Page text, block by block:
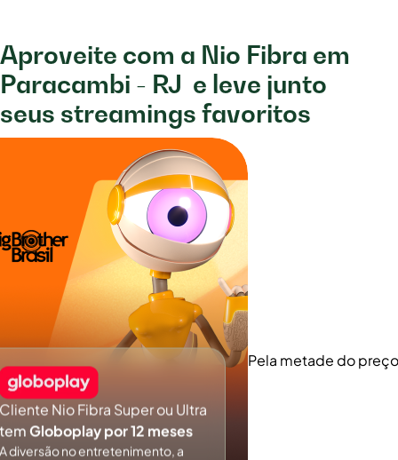
Aproveite com a Nio Fibra em
Paracambi - RJ e leve junto
seus streamings favoritos
Cliente Nio Fibra Super ou Ultra
temGloboplay por 12 meses
A diversão no entretenimento, a
Pela metade do preço